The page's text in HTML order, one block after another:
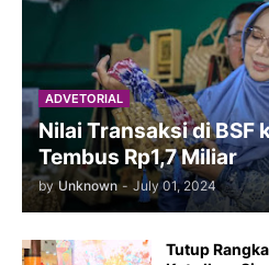
ADVETORIAL
Nilai Transaksi di BSF
Tembus Rp1,7 Miliar
by Unknown - July 01, 2024
Tutup